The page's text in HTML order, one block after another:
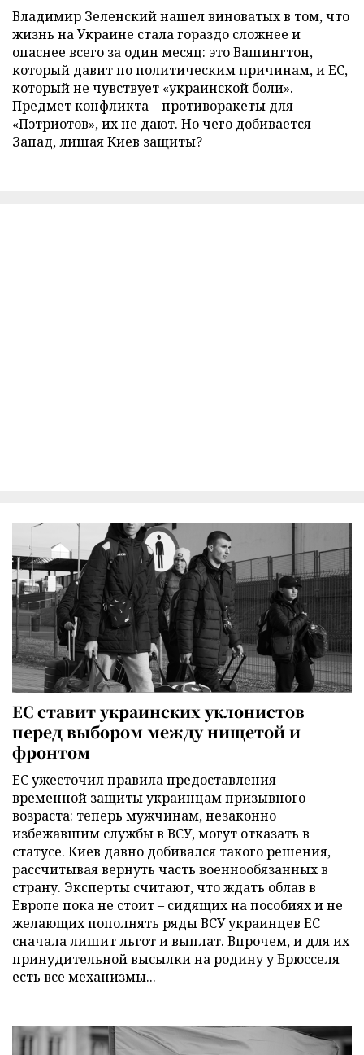
Владимир Зеленский нашел виноватых в том, что
жизнь на Украине стала гораздо сложнее и
опаснее всего за один месяц: это Вашингтон,
который давит по политическим причинам, и ЕС,
который не чувствует «украинской боли».
Предмет конфликта – противоракеты для
«Пэтриотов», их не дают. Но чего добивается
Запад, лишая Киев защиты?
ЕС ставит украинских уклонистов
перед выбором между нищетой и
фронтом
ЕС ужесточил правила предоставления
временной защиты украинцам призывного
возраста: теперь мужчинам, незаконно
избежавшим службы в ВСУ, могут отказать в
статусе. Киев давно добивался такого решения,
рассчитывая вернуть часть военнообязанных в
страну. Эксперты считают, что ждать облав в
Европе пока не стоит – сидящих на пособиях и не
желающих пополнять ряды ВСУ украинцев ЕС
сначала лишит льгот и выплат. Впрочем, и для их
принудительной высылки на родину у Брюсселя
есть все механизмы...